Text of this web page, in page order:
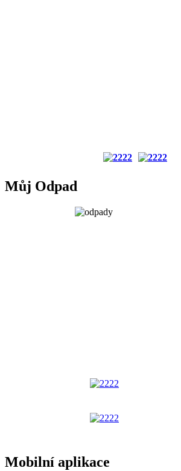
Můj Odpad
Mobilní aplikace